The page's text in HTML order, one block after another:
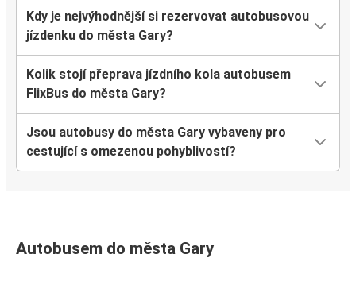
Kdy je nejvýhodnější si rezervovat autobusovou
jízdenku do města Gary?
Kolik stojí přeprava jízdního kola autobusem
FlixBus do města Gary?
Jsou autobusy do města Gary vybaveny pro
cestující s omezenou pohyblivostí?
Autobusem do města Gary